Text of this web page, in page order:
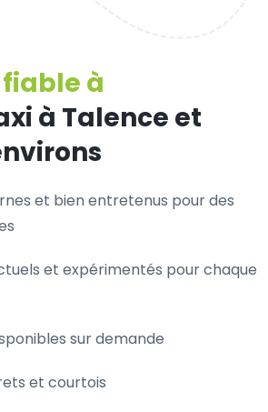
à
à Talence et
et bien entretenus pour des
et expérimentés pour chaque
sur demande
et courtois